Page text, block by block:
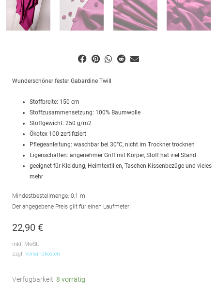
Wunderschöner fester Gabardine Twill
Stoffbreite: 150 cm
Stoffzusammensetzung: 100% Baumwolle
Stoffgewicht: 250 g/m2
Ökotex 100 zertifiziert
Pflegeanleitung: waschbar bei 30°C, nicht im Trockner trocknen
Eigenschaften: angenehmer Griff mit Körper, Stoff hat viel Stand
geeignet für Kleidung, Heimtextilien, Taschen Kissenbezüge und vieles
mehr
Mindestbestellmenge: 0,1 m
Der angegebene Preis gilt für einen Laufmeter!
22,90 €
inkl. MwSt.
zzgl. Versandkosten
Verfügbarkeit: 8 vorrätig
Gabardine